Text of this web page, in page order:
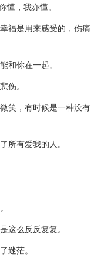
懂，我亦懂。
福是用来感受的，伤痛
和你在一起。
伤。
笑，有时候是一种没有
所有爱我的人。
这么反反复复。
迷茫。